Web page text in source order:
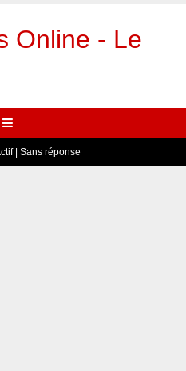
Online - Le
| Sans réponse